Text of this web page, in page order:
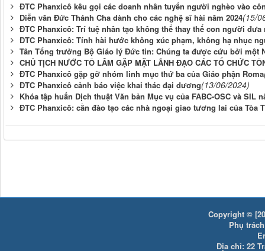
ĐTC Phanxicô kêu gọi các doanh nhân tuyển người nghèo vào
Diễn văn Đức Thánh Cha dành cho các nghệ sĩ hài năm 2024(15/
ĐTC Phanxicô: Trí tuệ nhân tạo không thể thay thế con người đưa
ĐTC Phanxicô: Tính hài hước không xúc phạm, không hạ nhục
Tân Tổng trưởng Bộ Giáo lý Đức tin: Chúng ta được cứu bởi một
CHỦ TỊCH NƯỚC TÔ LÂM GẶP MẶT LÃNH ĐẠO CÁC TỔ CHỨC
ĐTC Phanxicô gặp gỡ nhóm linh mục thứ ba của Giáo phận Roma
ĐTC Phanxicô cảnh báo việc khai thác đại dương(13/06/2024)
Khóa tập huấn Dịch thuật Văn bản Mục vụ của FABC-OSC và SIL
ĐTC Phanxicô: cần đào tạo các nhà ngoại giao tương lai của Tòa
Copyright ©
Phụ
Địa chỉ: 22